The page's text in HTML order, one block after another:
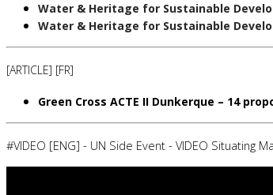
Water & Heritage for Sustainable
Water & Heritage for Sustainable
[ARTICLE] [FR]
Green Cross ACTE II Dunkerque – 14
#VIDEO [ENG] - UN Side Event - VIDEO Situating